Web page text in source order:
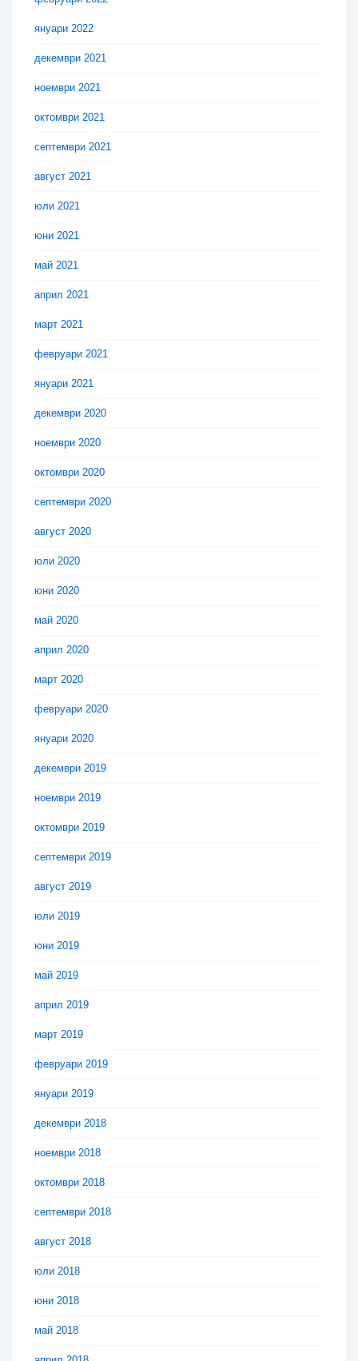
януари 2022
декември 2021
ноември 2021
октомври 2021
септември 2021
август 2021
юли 2021
юни 2021
май 2021
април 2021
март 2021
февруари 2021
януари 2021
декември 2020
ноември 2020
октомври 2020
септември 2020
август 2020
юли 2020
юни 2020
май 2020
април 2020
март 2020
февруари 2020
януари 2020
декември 2019
ноември 2019
октомври 2019
септември 2019
август 2019
юли 2019
юни 2019
май 2019
април 2019
март 2019
февруари 2019
януари 2019
декември 2018
ноември 2018
октомври 2018
септември 2018
август 2018
юли 2018
юни 2018
май 2018